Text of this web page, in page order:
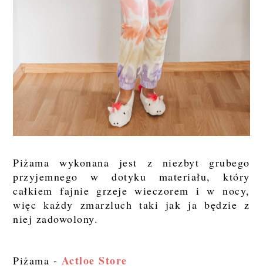
Piżama wykonana jest z niezbyt grubego
przyjemnego w dotyku materiału, który
całkiem fajnie grzeje wieczorem i w nocy,
więc każdy zmarzluch taki jak ja będzie z
niej zadowolony.
Piżama - Actloe Store